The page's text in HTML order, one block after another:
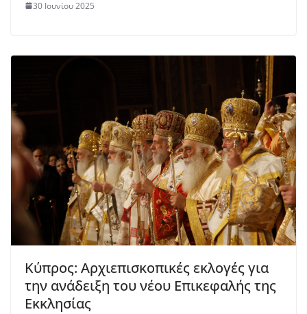
30 Ιουνίου 2025
Κύπρος: Αρχιεπισκοπικές εκλογές για
την ανάδειξη του νέου Επικεφαλής της
Εκκλησίας